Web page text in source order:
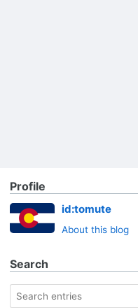
Profile
id:tomute
About this blog
Search